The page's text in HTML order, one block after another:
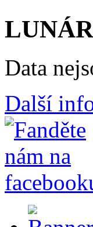
Data
Další